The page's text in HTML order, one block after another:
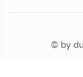
© by